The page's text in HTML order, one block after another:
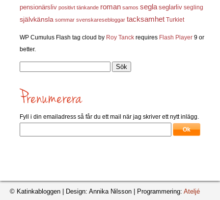
pensionärsliv positivt tänkande roman samos segla seglarliv segling
självkänsla sommar svenskaresebloggar tacksamhet Turkiet
WP Cumulus Flash tag cloud by Roy Tanck requires Flash Player 9 or
better.
Fyll i din emailadress så får du ett mail när jag skriver ett nytt inlägg.
© Katinkabloggen | Design: Annika Nilsson | Programmering: Ateljé